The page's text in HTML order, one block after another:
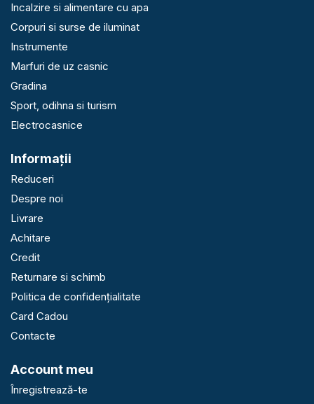
Incalzire si alimentare cu apa
Corpuri si surse de iluminat
Instrumente
Marfuri de uz casnic
Gradina
Sport, odihna si turism
Electrocasnice
Informaţii
Reduceri
Despre noi
Livrare
Achitare
Credit
Returnare si schimb
Politica de confidențialitate
Card Cadou
Contacte
Account meu
Înregistrează-te